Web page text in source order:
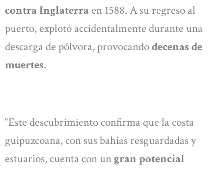
contra Inglaterra en 1588. A su regreso al
puerto, explotó accidentalmente durante una
descarga de pólvora, provocandodecenas de
muertes.
“Este descubrimiento confirma que la costa
guipuzcoana, con sus bahías resguardadas y
estuarios, cuenta con un gran potencial